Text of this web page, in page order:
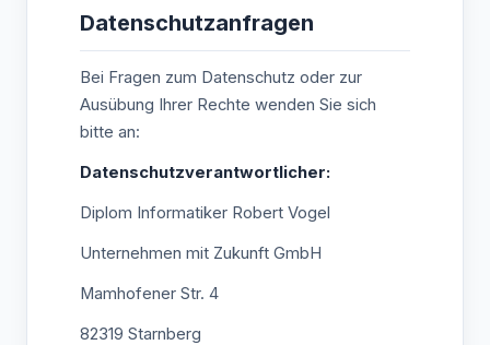
Datenschutzanfragen
Bei Fragen zum Datenschutz oder zur
Ausübung Ihrer Rechte wenden Sie sich
bitte an:
Datenschutzverantwortlicher:
Diplom Informatiker Robert Vogel
Unternehmen mit Zukunft GmbH
Mamhofener Str. 4
82319 Starnberg